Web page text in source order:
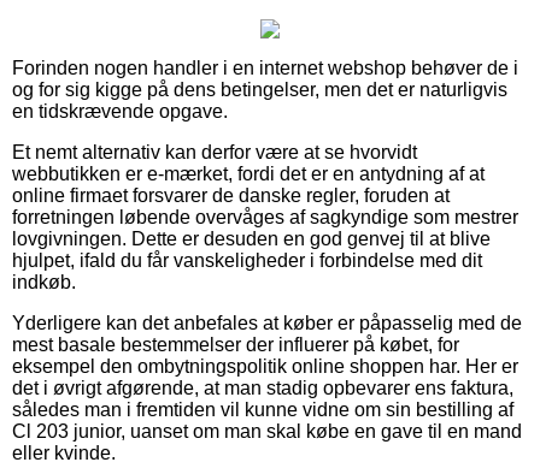
Forinden nogen handler i en internet webshop behøver de i
og for sig kigge på dens betingelser, men det er naturligvis
en tidskrævende opgave.
Et nemt alternativ kan derfor være at se hvorvidt
webbutikken er e-mærket, fordi det er en antydning af at
online firmaet forsvarer de danske regler, foruden at
forretningen løbende overvåges af sagkyndige som mestrer
lovgivningen. Dette er desuden en god genvej til at blive
hjulpet, ifald du får vanskeligheder i forbindelse med dit
indkøb.
Yderligere kan det anbefales at køber er påpasselig med de
mest basale bestemmelser der influerer på købet, for
eksempel den ombytningspolitik online shoppen har. Her er
det i øvrigt afgørende, at man stadig opbevarer ens faktura,
således man i fremtiden vil kunne vidne om sin bestilling af
Cl 203 junior, uanset om man skal købe en gave til en mand
eller kvinde.